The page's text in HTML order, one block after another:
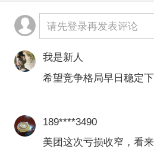
个季度，前景依然有待
光大证券国际策略师
记者分析，美团第一
错，过去三个季度环
收入增长高于市场预
水平，亏损小于市场
请先登录再发表评论
我是新人
希望竞争格局早日稳定下
189****3490
美团这次亏损收窄，看